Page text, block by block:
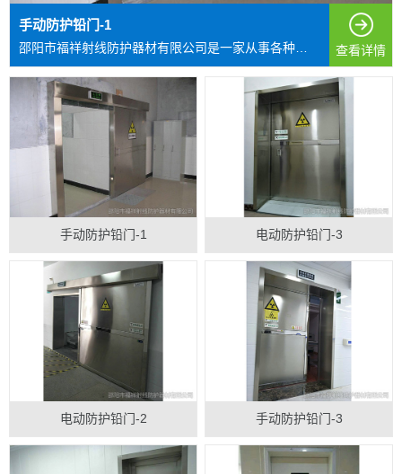
手动防护铅门-1
查看详情
手动防护铅门-1
电动防护铅门-2
电动防护铅门-3
手动防护铅门-3